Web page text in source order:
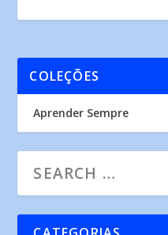
COLEÇÕES
Aprender Sempre